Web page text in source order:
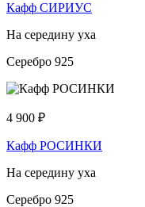
Кафф СИРИУС
На середину уха
Серебро 925
4 900 ₽
Кафф РОСИНКИ
На середину уха
Серебро 925